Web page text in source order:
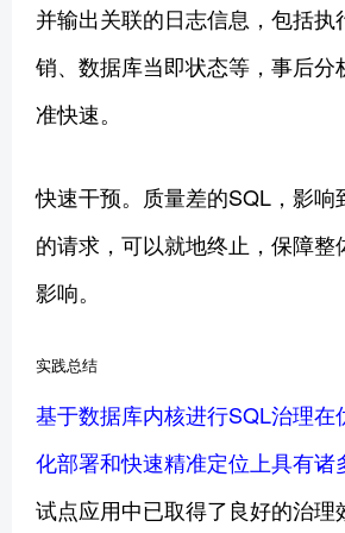
并输出关联的日志信息，包括执
销、数据库当即状态等，事后分
准快速。
快速干预。质量差的SQL，影响
的请求，可以就地终止，保障整
影响。
实践总结
基于数据库内核进行SQL治理在
化部署和快速精准定位上具有诸
试点应用中已取得了良好的治理